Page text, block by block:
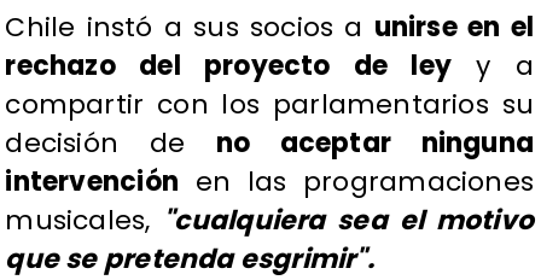
Chile instó a sus socios a unirse en el
rechazo del proyecto de ley y a
compartir con los parlamentarios su
decisión de no aceptar ninguna
intervención en las programaciones
musicales, "cualquiera sea el motivo
que se pretenda esgrimir".